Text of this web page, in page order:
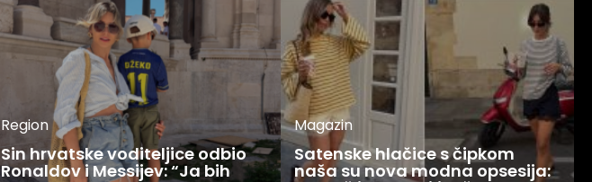
Region
Sin hrvatske voditeljice odbio
Ronaldov i Messijev: “Ja bih
Magazin
Satenske hlačice s čipkom
naša su nova modna opsesija: